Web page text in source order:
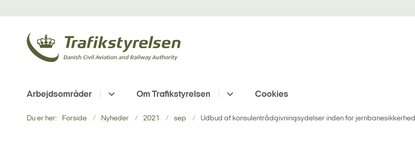
Arbejdsområder Om Trafikstyrelsen Cookies
Du er her: Forside Nyheder 2021 sep Udbud af konsulentrådgivningsydelser inden for jernbanesikkerhed